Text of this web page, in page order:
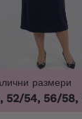
64,46, 48,
размери
54, 56/58,